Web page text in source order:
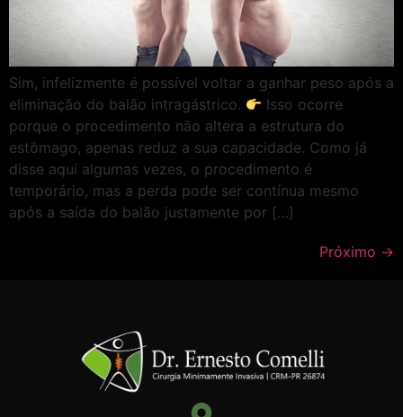
Sim, infelizmente é possível voltar a ganhar peso após a
eliminação do balão intragástrico.
Isso ocorre
porque o procedimento não altera a estrutura do
estômago, apenas reduz a sua capacidade. Como já
disse aqui algumas vezes, o procedimento é
temporário, mas a perda pode ser contínua mesmo
após a saída do balão justamente por […]
Próximo →